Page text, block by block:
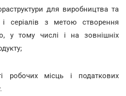
для виробництва та
серіалів з метою створення
у тому числі і на зовнішніх
робочих місць і податкових